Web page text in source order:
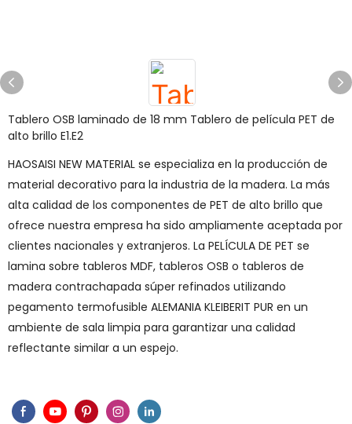
Tablero OSB laminado de 18 mm Tablero de película PET de
alto brillo E1.E2
HAOSAISI NEW MATERIAL se especializa en la producción de
material decorativo para la industria de la madera. La más
alta calidad de los componentes de PET de alto brillo que
ofrece nuestra empresa ha sido ampliamente aceptada por
clientes nacionales y extranjeros. La PELÍCULA DE PET se
lamina sobre tableros MDF, tableros OSB o tableros de
madera contrachapada súper refinados utilizando
pegamento termofusible ALEMANIA KLEIBERIT PUR en un
ambiente de sala limpia para garantizar una calidad
reflectante similar a un espejo.